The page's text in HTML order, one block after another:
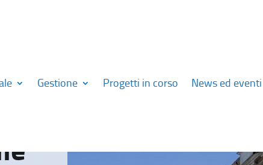
Gestione Progetti in corso News ed eventi